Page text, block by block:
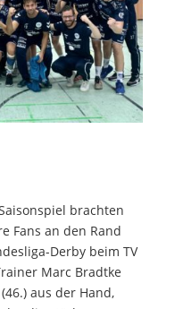
brachten
Fans an den Rand
Derby beim TV
Marc Bradtke
aus der Hand,